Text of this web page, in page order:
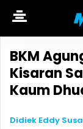
BKM
Kisaran
Kaum
Didiek Eddy